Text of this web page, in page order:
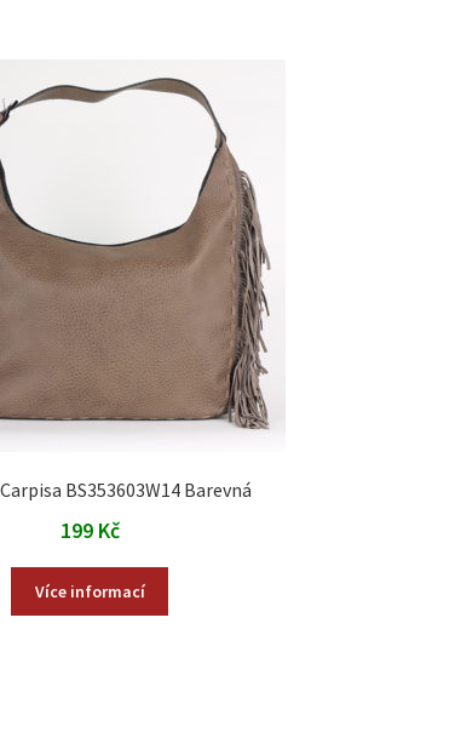
BS353603W14 Barevná
199 Kč
Více informací